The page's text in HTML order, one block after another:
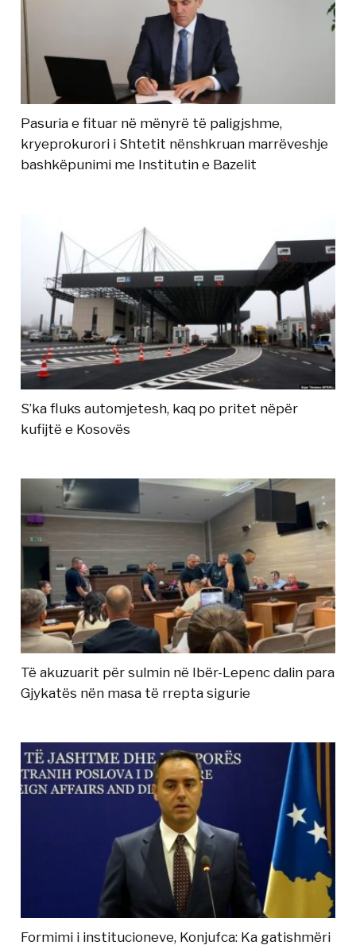
Pasuria e fituar në mënyrë të paligjshme,
kryeprokurori i Shtetit nënshkruan marrëveshje
bashkëpunimi me Institutin e Bazelit
S’ka fluks automjetesh, kaq po pritet nëpër
kufijtë e Kosovës
Të akuzuarit për sulmin në Ibër-Lepenc dalin para
Gjykatës nën masa të rrepta sigurie
Formimi i institucioneve, Konjufca: Ka gatishmëri